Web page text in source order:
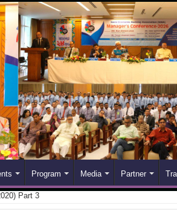
Program Media Partner
Part 3